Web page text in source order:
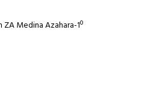
Medina Azahara-1º